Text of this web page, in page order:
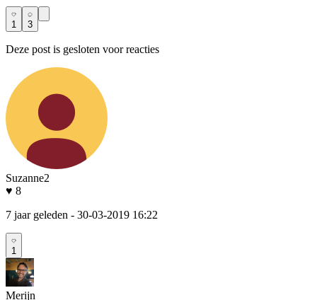
1 3
Deze post is gesloten voor reacties
Suzanne2
♥ 8
7 jaar geleden - 30-03-2019 16:22
1
Merijn